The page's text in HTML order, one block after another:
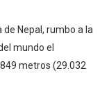
Nepal, rumbo a la
mundo el
metros (29.032